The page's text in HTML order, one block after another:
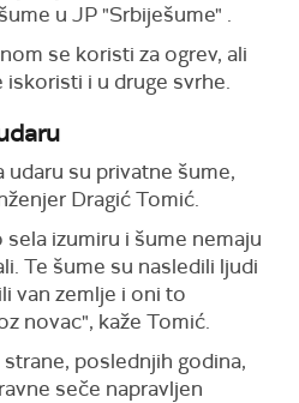
u JP "Srbiješume" .
se koristi za ogrev, ali
iskoristi i u druge svrhe.
su privatne šume,
Dragić Tomić.
izumiru i šume nemaju
Te šume su nasledili ljudi
van zemlje i oni to
novac", kaže Tomić.
poslednjih godina,
seče napravljen